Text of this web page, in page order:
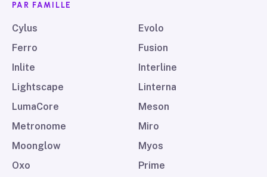
PAR FAMILLE
Cylus
Evolo
Ferro
Fusion
Inlite
Interline
Lightscape
Linterna
LumaCore
Meson
Metronome
Miro
Moonglow
Myos
Oxo
Prime